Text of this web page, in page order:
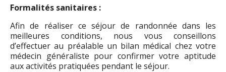
Formalités sanitaires :
Afin de réaliser ce séjour de randonnée dans les
meilleures conditions, nous vous conseillons
d’effectuer au préalable un bilan médical chez votre
médecin généraliste pour confirmer votre aptitude
aux activités pratiquées pendant le séjour.